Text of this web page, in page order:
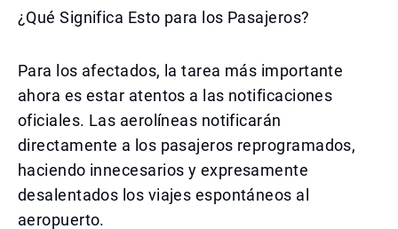
¿Qué Significa Esto para los Pasajeros?
Para los afectados, la tarea más importante
ahora es estar atentos a las notificaciones
oficiales. Las aerolíneas notificarán
directamente a los pasajeros reprogramados,
haciendo innecesarios y expresamente
desalentados los viajes espontáneos al
aeropuerto.